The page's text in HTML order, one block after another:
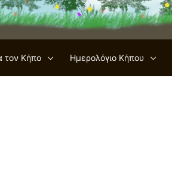
τον Κήπο Ημερολόγιο Κήπου